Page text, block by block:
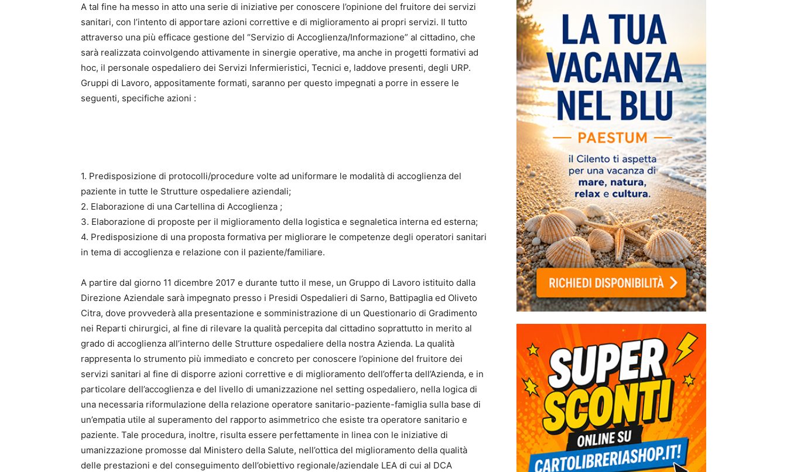
A tal fine ha messo in atto una serie di iniziative per conoscere l’opinione del fruitore dei servizi
sanitari, con l’intento di apportare azioni correttive e di miglioramento ai propri servizi. Il tutto
attraverso una più efficace gestione del “Servizio di Accoglienza/Informazione” al cittadino, che
sarà realizzata coinvolgendo attivamente in sinergie operative, ma anche in progetti formativi ad
hoc, il personale ospedaliero dei Servizi Infermieristici, Tecnici e, laddove presenti, degli URP.
Gruppi di Lavoro, appositamente formati, saranno per questo impegnati a porre in essere le
seguenti, specifiche azioni :
1. Predisposizione di protocolli/procedure volte ad uniformare le modalità di accoglienza del
paziente in tutte le Strutture ospedaliere aziendali;
2. Elaborazione di una Cartellina di Accoglienza ;
3. Elaborazione di proposte per il miglioramento della logistica e segnaletica interna ed esterna;
4. Predisposizione di una proposta formativa per migliorare le competenze degli operatori sanitari
in tema di accoglienza e relazione con il paziente/familiare.
A partire dal giorno 11 dicembre 2017 e durante tutto il mese, un Gruppo di Lavoro istituito dalla
Direzione Aziendale sarà impegnato presso i Presidi Ospedalieri di Sarno, Battipaglia ed Oliveto
Citra, dove provvederà alla presentazione e somministrazione di un Questionario di Gradimento
nei Reparti chirurgici, al fine di rilevare la qualità percepita dal cittadino soprattutto in merito al
grado di accoglienza all’interno delle Strutture ospedaliere della nostra Azienda. La qualità
rappresenta lo strumento più immediato e concreto per conoscere l’opinione del fruitore dei
servizi sanitari al fine di disporre azioni correttive e di miglioramento dell’offerta dell’Azienda, e in
particolare dell’accoglienza e del livello di umanizzazione nel setting ospedaliero, nella logica di
una necessaria riformulazione della relazione operatore sanitario-paziente-famiglia sulla base di
un’empatia utile al superamento del rapporto asimmetrico che esiste tra operatore sanitario e
paziente. Tale procedura, inoltre, risulta essere perfettamente in linea con le iniziative di
umanizzazione promosse dal Ministero della Salute, nell’ottica del miglioramento della qualità
delle prestazioni e del conseguimento dell’obiettivo regionale/aziendale LEA di cui al DCA